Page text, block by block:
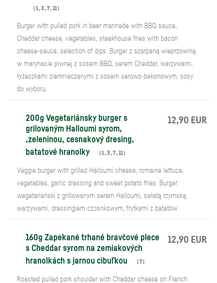
(1,3,7,11)
Burger with pulled pork in beer marinade with BBQ sauce,
Cheddar cheese, vegetables, steakhouse fries with bacon
cheese-sauce, selection of dips. Burger z szarpaną wieprzowiną
w marynacie piwnej z sosem BBQ, serem Cheddar, warzywami,
łyżeczkami ziemniaczanymi z sosem serowo-bekonowym, sosy
do wyboru.
200g Vegetariánsky burger s
grilovaným Halloumi syrom,
,zeleninou, cesnakový dresing,
batatové hranolky
(1,3,7,11)
12,90 EUR
Veggie burger with grilled Halloumi cheese, romaine lettuce,
vegetables, garlic dressing and sweet potato fries. Burger
wegetariański z grillowanym serem Halloumi, sałatą rzymską,
warzywami, dressingiem czosnkowym, frytkami z batatów
160g Zapekané trhané bravčové plece
s Cheddar syrom na zemiakových
hranolkách s jarnou cibuľkou
(7)
12,90 EUR
Roasted pulled pork shoulder with Cheddar cheese on French